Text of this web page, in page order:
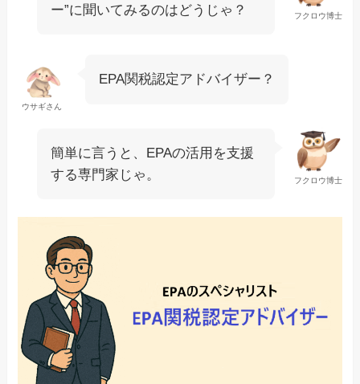
フクロウ博士
ー”に聞いてみるのはどうじゃ？
ウサギさん
EPA関税認定アドバイザー？
フクロウ博士
簡単に言うと、EPAの活用を支援
する専門家じゃ。